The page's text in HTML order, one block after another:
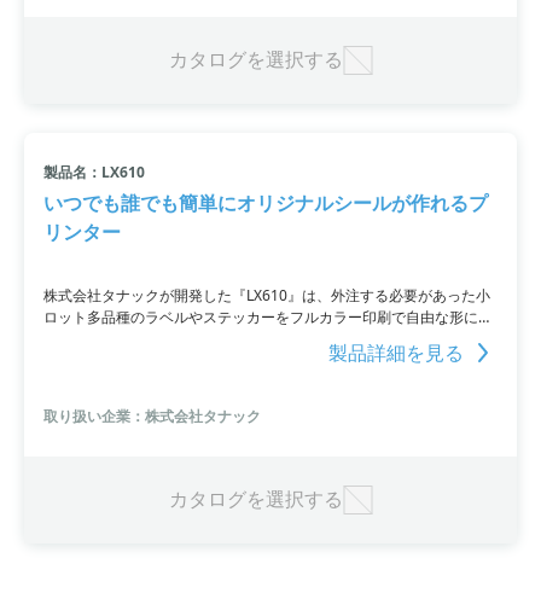
カタログを選択する
製品名：LX610
いつでも誰でも簡単にオリジナルシールが作れるプ
リンター
株式会社タナックが開発した『LX610』は、外注する必要があった小
ロット多品種のラベルやステッカーをフルカラー印刷で自由な形にカ
ットして１枚から作成できるカッター付きインクジェットプリンター
です。デザインを即座に印刷できるため、急な依頼にも迅速に対応で
プ・メンテナンスが可能なことも特長です。
製品詳細を見る
取り扱い企業：株式会社タナック
カタログを選択する